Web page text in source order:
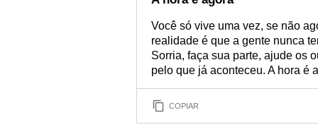
Você só vive uma vez, se não
realidade é que a gente nunca
Sorria, faça sua parte, ajude os
pelo que já aconteceu. A hora é
COPIAR